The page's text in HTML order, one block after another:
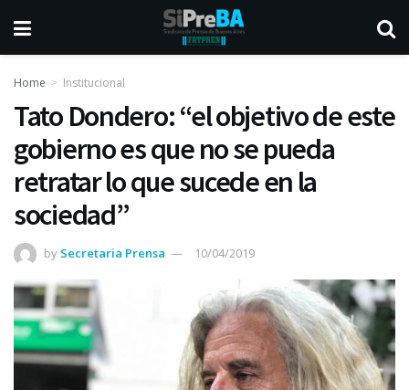
Home Institucional
Tato Dondero: “el objetivo de este
gobierno es que no se pueda
retratar lo que sucede en la
sociedad”
by Secretaria Prensa 10/04/2019